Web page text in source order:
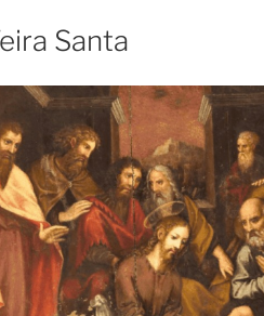
Santa